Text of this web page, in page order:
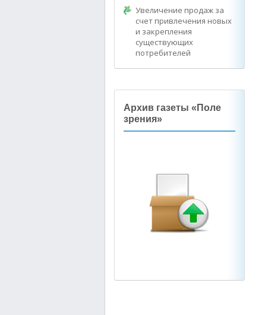
Увеличение продаж за
счет привлечения новых
и закрепления
существующих
потребителей
Архив газеты «Поле
зрения»